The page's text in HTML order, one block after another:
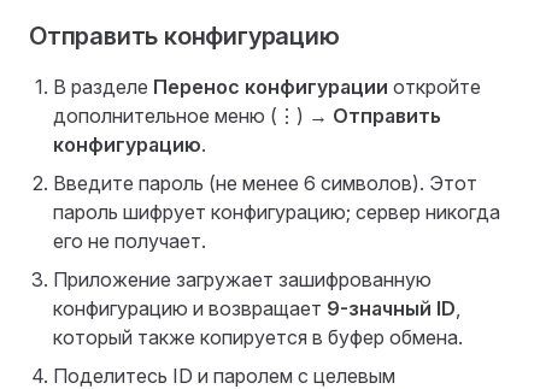
Отправить конфигурацию
В разделе Перенос конфигурации откройте
дополнительное меню (⋮) → Отправить
конфигурацию.
Введите пароль (не менее 6 символов). Этот
пароль шифрует конфигурацию; сервер никогда
его не получает.
Приложение загружает зашифрованную
конфигурацию и возвращает 9-значный ID,
который также копируется в буфер обмена.
Поделитесь ID и паролем с целевым